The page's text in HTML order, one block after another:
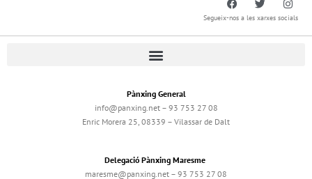
Segueix-nos a les xarxes socials
Pànxing General
info@panxing.net – 93 753 27 08
Enric Morera 25, 08339 – Vilassar de Dalt
Delegació Pànxing Maresme
maresme@panxing.net – 93 753 27 08